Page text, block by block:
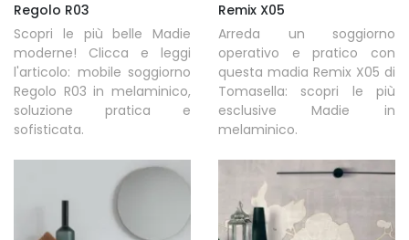
Regolo R03
Scopri le più belle Madie
moderne! Clicca e leggi
l'articolo: mobile soggiorno
Regolo R03 in melaminico,
soluzione pratica e
sofisticata.
Remix X05
Arreda un soggiorno
operativo e pratico con
questa madia Remix X05 di
Tomasella: scopri le più
esclusive Madie in
melaminico.